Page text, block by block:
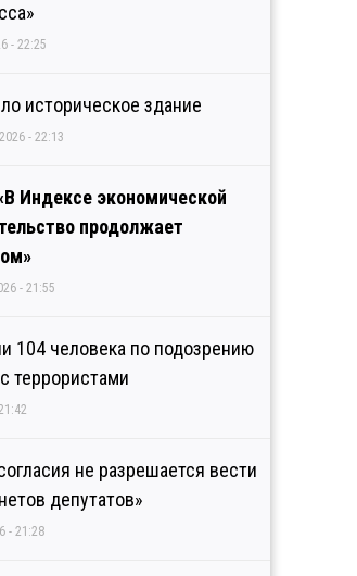
- 22:25
историческое здание
- 22:13
Индексе экономической
продолжает
- 21:55
104 человека по подозрению
террористами
не разрешается вести
депутатов»
- 21:28